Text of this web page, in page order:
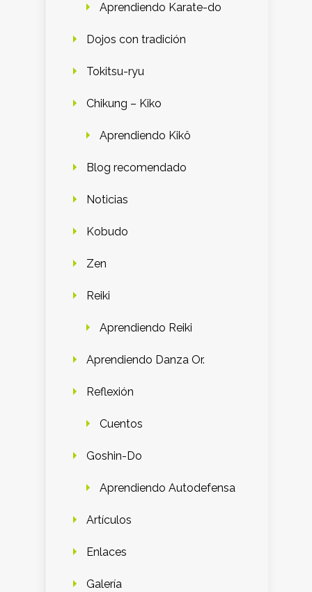
Aprendiendo Karate-do
Dojos con tradición
Tokitsu-ryu
Chikung – Kiko
Aprendiendo Kikô
Blog recomendado
Noticias
Kobudo
Zen
Reiki
Aprendiendo Reiki
Aprendiendo Danza Or.
Reflexión
Cuentos
Goshin-Do
Aprendiendo Autodefensa
Artículos
Enlaces
Galería